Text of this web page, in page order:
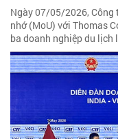
Ngày 07/05/2026, Công
nhớ (MoU) với Thomas
ba doanh nghiệp du lịch